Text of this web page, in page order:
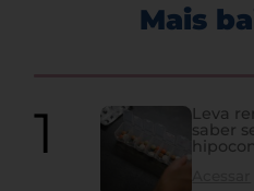
Mais
Leva
saber